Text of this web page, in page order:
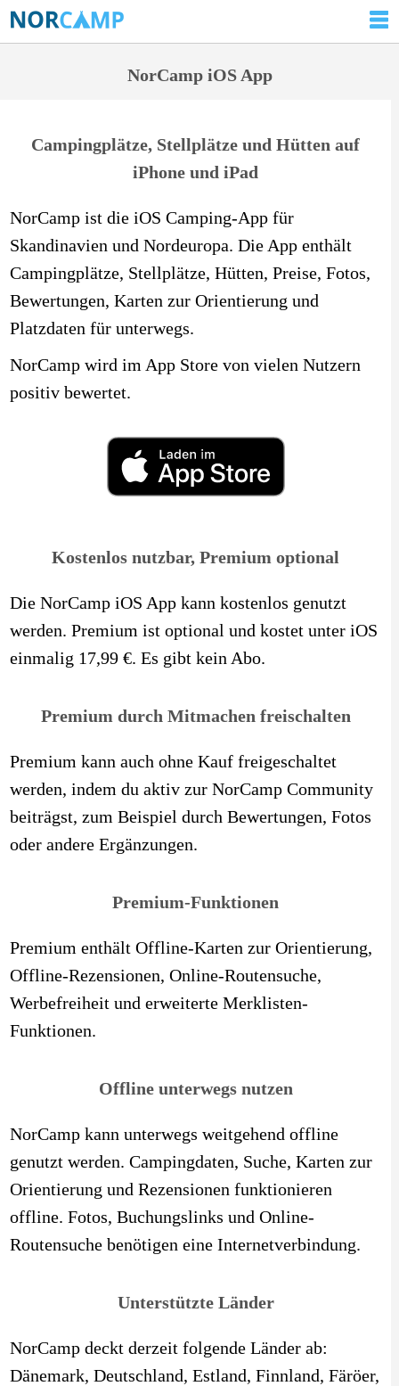
NorCamp iOS App
Campingplätze, Stellplätze und Hütten auf
iPhone und iPad
NorCamp ist die iOS Camping-App für
Skandinavien und Nordeuropa. Die App enthält
Campingplätze, Stellplätze, Hütten, Preise, Fotos,
Bewertungen, Karten zur Orientierung und
Platzdaten für unterwegs.
NorCamp wird im App Store von vielen Nutzern
positiv bewertet.
Kostenlos nutzbar, Premium optional
Die NorCamp iOS App kann kostenlos genutzt
werden. Premium ist optional und kostet unter iOS
einmalig 17,99 €. Es gibt kein Abo.
Premium durch Mitmachen freischalten
Premium kann auch ohne Kauf freigeschaltet
werden, indem du aktiv zur NorCamp Community
beiträgst, zum Beispiel durch Bewertungen, Fotos
oder andere Ergänzungen.
Premium-Funktionen
Premium enthält Offline-Karten zur Orientierung,
Offline-Rezensionen, Online-Routensuche,
Werbefreiheit und erweiterte Merklisten-
Funktionen.
Offline unterwegs nutzen
NorCamp kann unterwegs weitgehend offline
genutzt werden. Campingdaten, Suche, Karten zur
Orientierung und Rezensionen funktionieren
offline. Fotos, Buchungslinks und Online-
Routensuche benötigen eine Internetverbindung.
Unterstützte Länder
NorCamp deckt derzeit folgende Länder ab:
Dänemark, Deutschland, Estland, Finnland, Färöer,